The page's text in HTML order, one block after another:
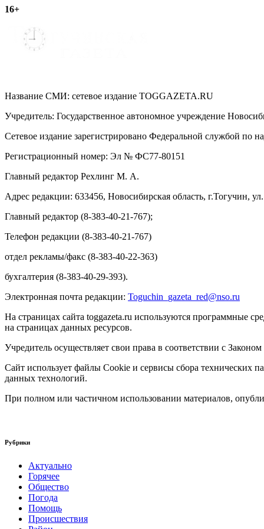
записям
16+
Название СМИ: cетевое издание TOGGAZETA.RU
Учредитель: Государственное автономное учреждение
Сетевое издание зарегистрировано Федеральной службой по
Регистрационный номер: Эл № ФС77-80151
Главный редактор Рехлинг М. А.
Адрес редакции: 633456, Новосибирская область, г.Тогучин,
Главный редактор (8-383-40-21-767);
Телефон редакции (8-383-40-21-767)
отдел рекламы/факс (8-383-40-22-363)
бухгалтерия (8-383-40-29-393).
Электронная почта редакции: Toguchin gazeta red@nso.ru
На страницах сайта toggazeta.ru используются программные
на страницах данных ресурсов.
Учредитель осуществляет свои права в соответствии с
Сайт использует файлы Cookie и сервисы сбора технических
данных технологий.
При полном или частичном использовании материалов,
Рубрики
Актуально
Горячее
Общество
Погода
Помощь
Происшествия